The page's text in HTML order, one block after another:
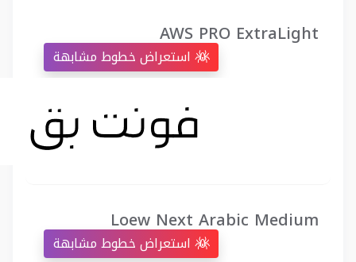
AWS PRO ExtraLight
Loew Next Arabic Medium